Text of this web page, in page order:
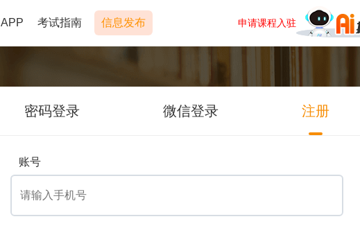
APP 考试指南 信息发布 申请课程入驻
密码登录 微信登录 注册
账号